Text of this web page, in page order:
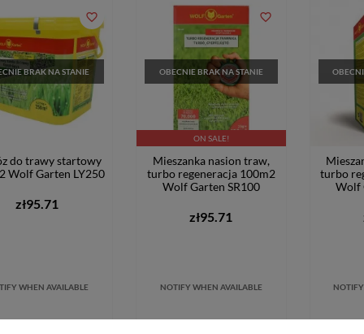
BRAK NA STANIE
do trawy startowy
Wolf Garten LY250
zł95.71
WHEN AVAILABLE
favorite_border
ON SALE!
OBECNIE BRAK NA STANIE
Mieszanka nasion traw,
turbo regeneracja 100m2
Wolf Garten SR100
zł95.71
NOTIFY WHEN AVAILABLE
favorite_border
turbo
Wolf